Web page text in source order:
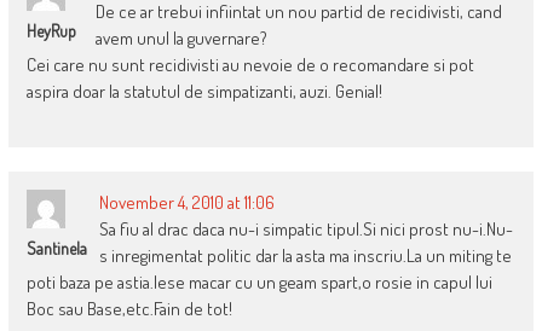
HeyRup
De ce ar trebui infiintat un nou partid de recidivisti, cand
avem unul la guvernare?
Cei care nu sunt recidivisti au nevoie de o recomandare si pot
aspira doar la statutul de simpatizanti, auzi. Genial!
Santinela
November 4, 2010 at 11:06
Sa fiu al drac daca nu-i simpatic tipul.Si nici prost nu-i.Nu-
s inregimentat politic dar la asta ma inscriu.La un miting te
poti baza pe astia.Iese macar cu un geam spart,o rosie in capul lui
Boc sau Base,etc.Fain de tot!